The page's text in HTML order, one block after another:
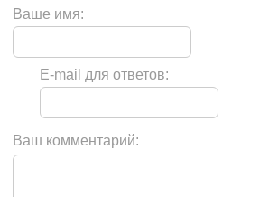
Ваше имя:
E-mail для ответов:
Ваш комментарий: